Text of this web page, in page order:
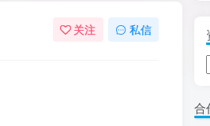
关注 私信
合